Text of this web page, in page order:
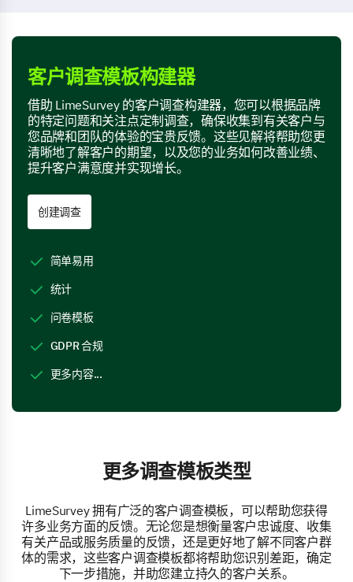
客户调查模板构建器
借助 LimeSurvey 的客户调查构建器，您可以根据品牌
的特定问题和关注点定制调查，确保收集到有关客户与
您品牌和团队的体验的宝贵反馈。这些见解将帮助您更
清晰地了解客户的期望，以及您的业务如何改善业绩、
提升客户满意度并实现增长。
创建调查
简单易用
统计
问卷模板
GDPR 合规
更多内容...
更多调查模板类型
LimeSurvey 拥有广泛的客户调查模板，可以帮助您获得
许多业务方面的反馈。无论您是想衡量客户忠诚度、收集
有关产品或服务质量的反馈，还是更好地了解不同客户群
体的需求，这些客户调查模板都将帮助您识别差距，确定
下一步措施，并助您建立持久的客户关系。